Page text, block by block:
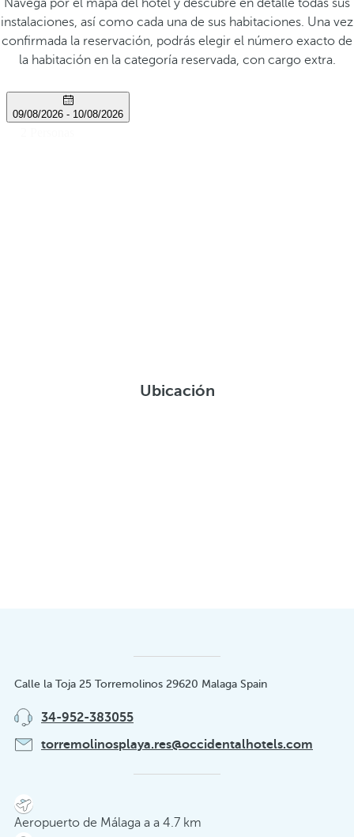
Navega por el mapa del hotel y descubre en detalle todas sus
instalaciones, así como cada una de sus habitaciones. Una vez
confirmada la reservación, podrás elegir el número exacto de
la habitación en la categoría reservada, con cargo extra.
Ubicación
Calle la Toja 25 Torremolinos 29620 Malaga Spain
34-952-383055
torremolinosplaya.res@occidentalhotels.com
Aeropuerto de Málaga a a 4.7 km